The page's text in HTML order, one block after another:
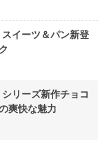
イーツ＆パン新登
リーズ新作チョコ
爽快な魅力